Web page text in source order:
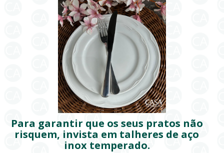
Para garantir que os seus pratos não
risquem, invista em talheres de aço
inox temperado.